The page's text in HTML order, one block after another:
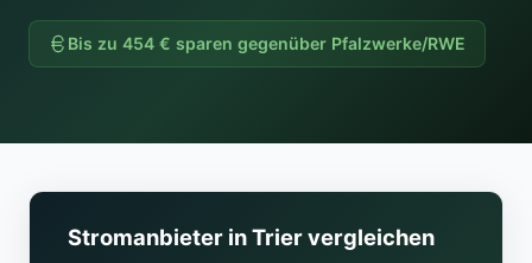
Bis zu 454 € sparen gegenüber Pfalzwerke/RWE
Stromanbieter in Trier vergleichen